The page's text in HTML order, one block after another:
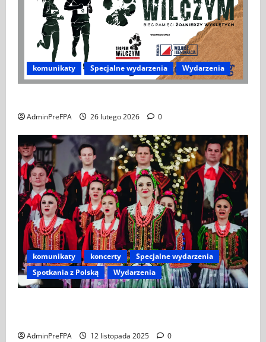
komunikaty Specjalne wydarzenia Wydarzenia
AdminPreFPA 26 lutego 2026 0
komunikaty koncerty
Specjalne wydarzenia
Spotkania z Polską
Wydarzenia
AdminPreFPA 12 listopada 2025 0